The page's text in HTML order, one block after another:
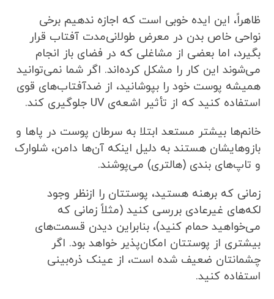
ظاهراً، این ایده خوبی است که اجازه ندهیم برخی
نواحی خاص بدن در معرض طولانی‌مدت آفتاب قرار
بگیرد، اما بعضی از مشاغلی که در فضای باز انجام
می‌شوند این کار را مشکل کرده‌اند. اگر شما نمی‌توانید
همیشه پوست خود را بپوشانید، از ضدآفتاب‌های قوی
استفاده کنید که از تأثیر اشعه‌ی UV جلوگیری کند.
خانم‌ها بیشتر مستعد ابتلا به سرطان پوست در پاها و
بازوهایشان هستند به دلیل اینکه آن‌ها دامن، شلوارک
و تاپ‌های بندی (هالتری) می‌پوشند.
زمانی که برهنه هستید، پوستتان را ازنظر وجود
لکه‌های غیرعادی بررسی کنید (مثلاً زمانی که
می‌خواهید حمام کنید)، بنابراین دیدن قسمت‌های
بیشتری از پوستتان امکان‌پذیر خواهد بود. اگر
چشمانتان ضعیف شده است، از عینک ذره‌بینی
استفاده کنید.